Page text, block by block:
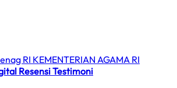
RI KEMENTERIAN AGAMA RI
ResensiTestimoni